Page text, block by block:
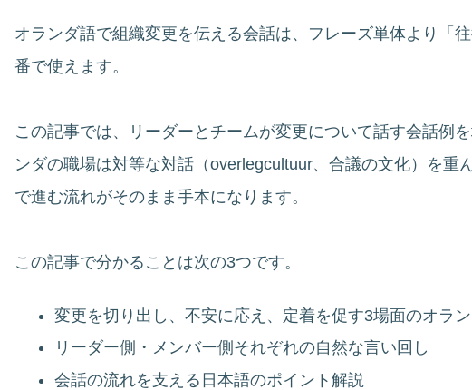
オランダ語で組織変更を伝える会話は、フレーズ単体より「
番で使えます。
この記事では、リーダーとチームが変更について話す会話例
ンダの職場は対等な対話（overlegcultuur、合議の文化）を重
で進む流れがそのまま手本になります。
この記事で分かることは次の3つです。
変更を切り出し、不安に応え、定着を促す3場面のオラ
リーダー側・メンバー側それぞれの自然な言い回し
会話の流れを支える日本語のポイント解説